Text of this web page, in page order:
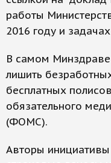
работы
2016 году и
В самом Минздраве
лишить
бесплатных
обязательного
(ФОМС).
Авторы инициативы